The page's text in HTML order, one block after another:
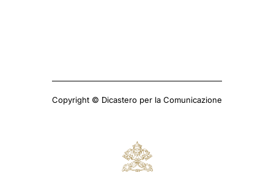
Copyright © Dicastero per la Comunicazione